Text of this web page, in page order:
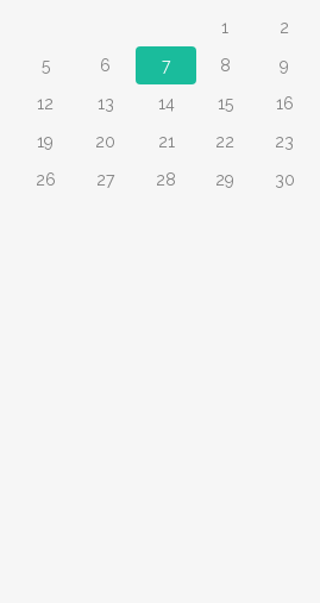
1
2
5 6 7 8
9
12 13 14 15
16
19 20 21 22
23
26 27 28 29
30